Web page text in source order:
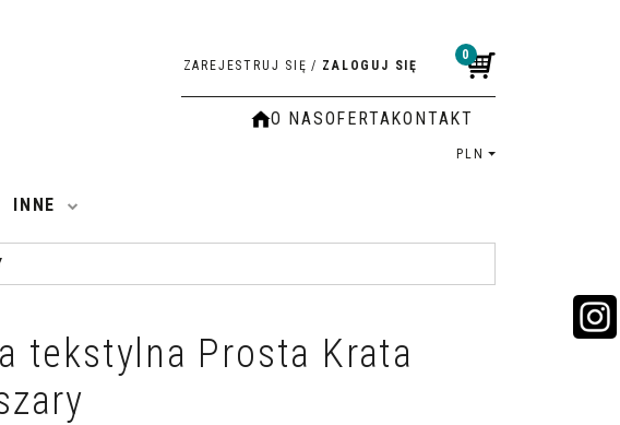
0
ZAREJESTRUJ SIĘ / ZALOGUJ SIĘ
O NASOFERTAKONTAKT
PLN
INNE
tekstylna Prosta Krata